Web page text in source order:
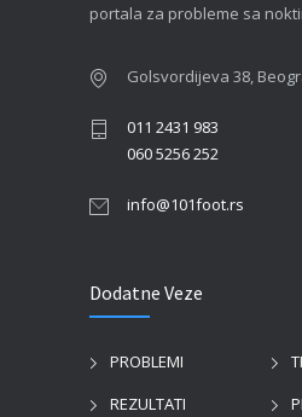
portala za probleme sa
Golsvordijeva 38,
011 2431 983
060 5256 252
info@101foot.rs
Dodatne Veze
PROBLEMI
REZULTATI